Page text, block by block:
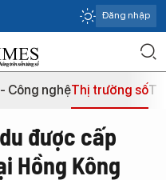
Đăng nhập
Công nghệThị trường số
được cấp
Hồng Kông